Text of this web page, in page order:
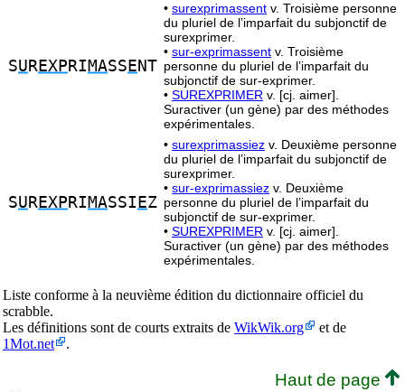
SU REXP RI MASS E NT
• surexprimassent v. Troisième personne
du pluriel de l’imparfait du subjonctif de
surexprimer.
• sur-exprimassent v. Troisième
personne du pluriel de l’imparfait du
subjonctif de sur-exprimer.
• SUREXPRIMER v. [cj. aimer].
Suractiver (un gène) par des méthodes
expérimentales.
SU REXP RI MASSI EZ
• surexprimassiez v. Deuxième personne
du pluriel de l’imparfait du subjonctif de
surexprimer.
• sur-exprimassiez v. Deuxième
personne du pluriel de l’imparfait du
subjonctif de sur-exprimer.
• SUREXPRIMER v. [cj. aimer].
Suractiver (un gène) par des méthodes
expérimentales.
Liste conforme à la neuvième édition du dictionnaire officiel du
scrabble.
Les définitions sont de courts extraits de WikWik.org
et de
1Mot.net
.
Haut de page